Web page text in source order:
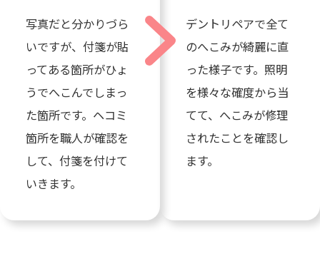
写真だと分かりづら
いですが、付箋が貼
ってある箇所がひょ
うでへこんでしまっ
た箇所です。ヘコミ
箇所を職人が確認を
して、付箋を付けて
いきます。
デントリペアで全て
のへこみが綺麗に直
った様子です。照明
を様々な確度から当
てて、へこみが修理
されたことを確認し
ます。